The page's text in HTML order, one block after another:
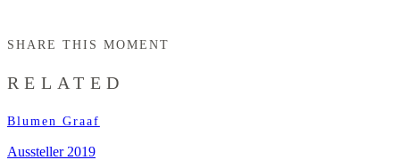
SHARE THIS MOMENT
RELATED
Blumen Graaf
Aussteller 2019